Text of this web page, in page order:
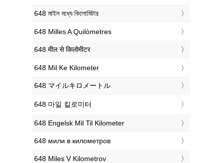
‎648 মাইল মধ্যে কিলোমিটার
‎648 Milles A Quilòmetres
‎648 मील से किलोमीटर
‎648 Mil Ke Kilometer
‎648 マイルキロメートル
‎648 마일 킬로미터
‎648 Engelsk Mil Til Kilometer
‎648 мили в километров
‎648 Miles V Kilometrov